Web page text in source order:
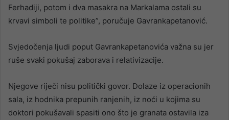
Ferhadiji, potom i dva masakra na Markalama ostali su
krvavi simboli te politike”, poručuje Gavrankapetanović.
Svjedočenja ljudi poput Gavrankapetanovića važna su jer
ruše svaki pokušaj zaborava i relativizacije.
Njegove riječi nisu politički govor. Dolaze iz operacionih
sala, iz hodnika prepunih ranjenih, iz noći u kojima su
doktori pokušavali spasiti ono što je granata ostavila iza